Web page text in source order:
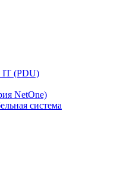
IT (PDU)
NetOne)
система